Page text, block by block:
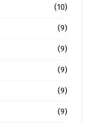
(10)
(9)
(9)
(9)
(9)
(9)